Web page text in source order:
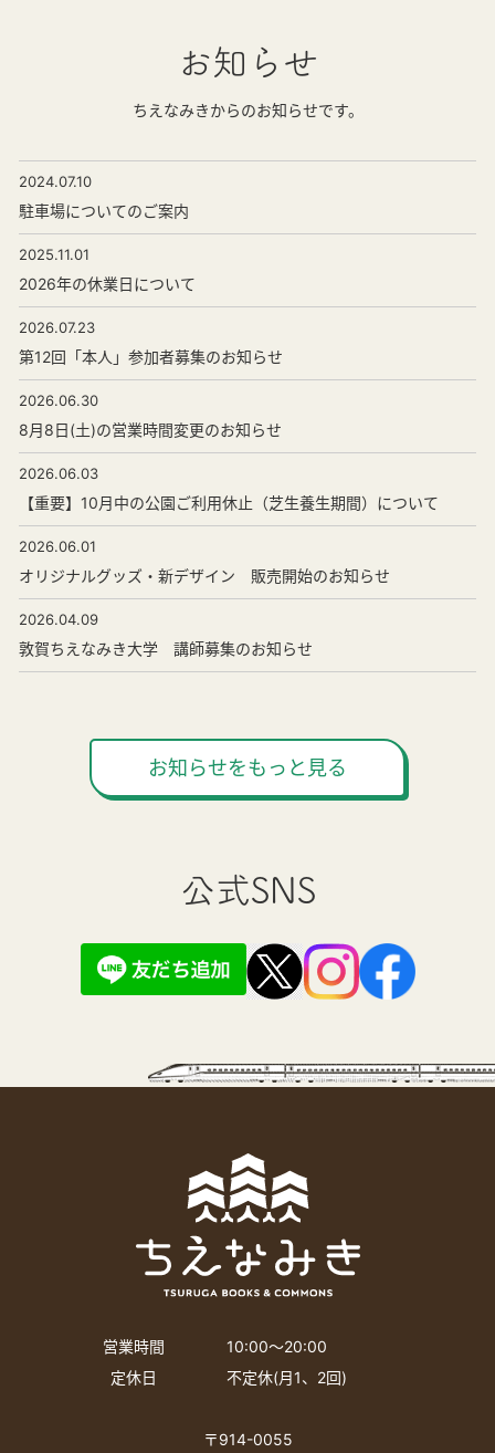
お知らせ
ちえなみきからのお知らせです。
2024.07.10
駐車場についてのご案内
2025.11.01
2026年の休業日について
2026.07.23
第12回「本人」参加者募集のお知らせ
2026.06.30
8月8日(土)の営業時間変更のお知らせ
2026.06.03
【重要】10月中の公園ご利用休止（芝生養生期間）について
2026.06.01
オリジナルグッズ・新デザイン 販売開始のお知らせ
2026.04.09
敦賀ちえなみき大学 講師募集のお知らせ
お知らせをもっと見る
公式SNS
営業時間
10:00〜20:00
定休日
不定休(月1、2回)
〒914-0055